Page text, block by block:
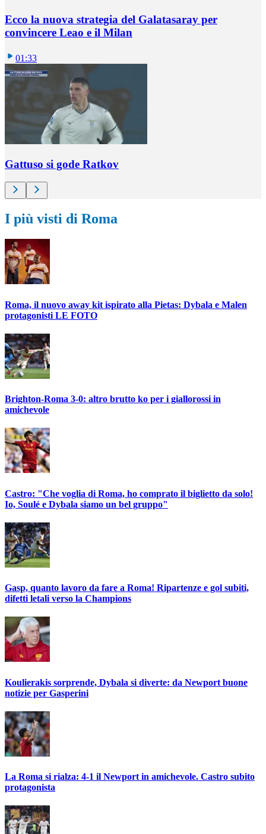
Ecco la nuova strategia del Galatasaray per
convincere Leao e il Milan
01:33
Gattuso si gode Ratkov
I più visti di Roma
Roma, il nuovo away kit ispirato alla Pietas: Dybala e Malen
protagonisti LE FOTO
Brighton-Roma 3-0: altro brutto ko per i giallorossi in
amichevole
Castro: "Che voglia di Roma, ho comprato il biglietto da solo!
Io, Soulé e Dybala siamo un bel gruppo"
Gasp, quanto lavoro da fare a Roma! Ripartenze e gol subiti,
difetti letali verso la Champions
Koulierakis sorprende, Dybala si diverte: da Newport buone
notizie per Gasperini
La Roma si rialza: 4-1 il Newport in amichevole. Castro subito
protagonista